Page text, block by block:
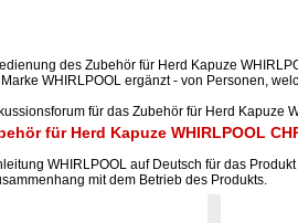
des Zubehör für Herd Kapuze
WHIRLPOOL ergänzt - von Personen,
für das Zubehör für Herd Kapuze
für Herd Kapuze WHIRLPOOL
WHIRLPOOL auf Deutsch für das
mit dem Betrieb des Produkts.